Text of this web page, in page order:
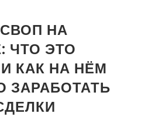
СВОП НА
ЧТО ЭТО
КАК НА НЁМ
ЗАРАБОТАТЬ